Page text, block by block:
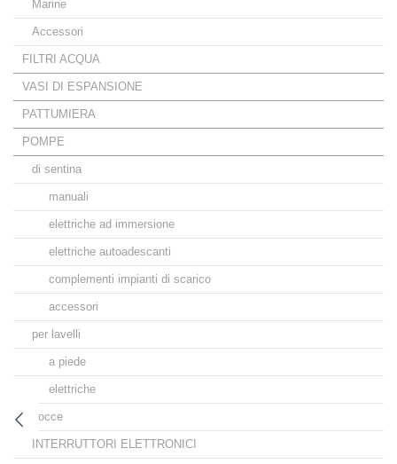
Marine
Accessori
FILTRI ACQUA
VASI DI ESPANSIONE
PATTUMIERA
POMPE
di sentina
manuali
elettriche ad immersione
elettriche autoadescanti
complementi impianti di scarico
accessori
per lavelli
a piede
elettriche
docce
INTERRUTTORI ELETTRONICI